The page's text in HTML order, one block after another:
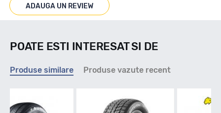
ADAUGA UN REVIEW
POATE ESTI INTERESAT SI DE
Produse similare Produse vazute recent